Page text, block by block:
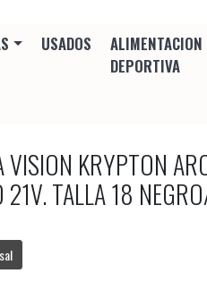
USADOS
ALIMENTACION
DEPORTIVA
VISION KRYPTON
TALLA 18